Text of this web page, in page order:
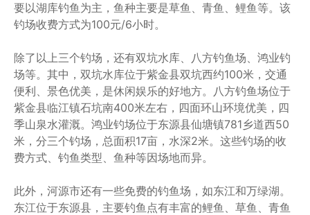
要以湖库钓鱼为主，鱼种主要是草鱼、青鱼、鲤鱼等。该
钓场收费方式为100元/6小时。
除了以上三个钓场，还有双坑水库、八方钓鱼场、鸿业钓
场等。其中，双坑水库位于紫金县双坑西约100米，交通
便利、景色优美，是休闲娱乐的好地方。八方钓鱼场位于
紫金县临江镇石坑南400米左右，四面环山环境优美，四
季山泉水灌溉。鸿业钓场位于东源县仙塘镇781乡道西50
米，分三个钓场，总面积17亩，水深2米。这些钓场的收
费方式、钓鱼类型、鱼种等因场地而异。
此外，河源市还有一些免费的钓鱼场，如东江和万绿湖。
东江位于东源县，主要钓鱼点有丰富的鲤鱼、草鱼、青鱼